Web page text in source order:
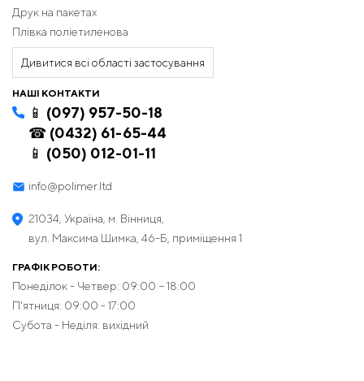
Друк на пакетах
Плівка поліетиленова
Дивитися всі області застосування
НАШІ КОНТАКТИ
📱 (097) 957-50-18
☎ (0432) 61-65-44
📱 (050) 012-01-11
info@polimer.ltd
21034, Україна, м. Вінниця,
вул. Максима Шимка, 46-Б, приміщення 1
ГРАФІК РОБОТИ:
Понеділок - Четвер: 09:00 − 18:00
П'ятниця: 09:00 - 17:00
Субота - Неділя: вихідний